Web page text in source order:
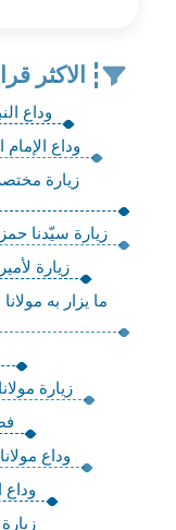
الاكثر
وداع
وداع
زيارة
زيارة سيّدنا
زيارة
ما يزار به
زيارة
وداع
وداع